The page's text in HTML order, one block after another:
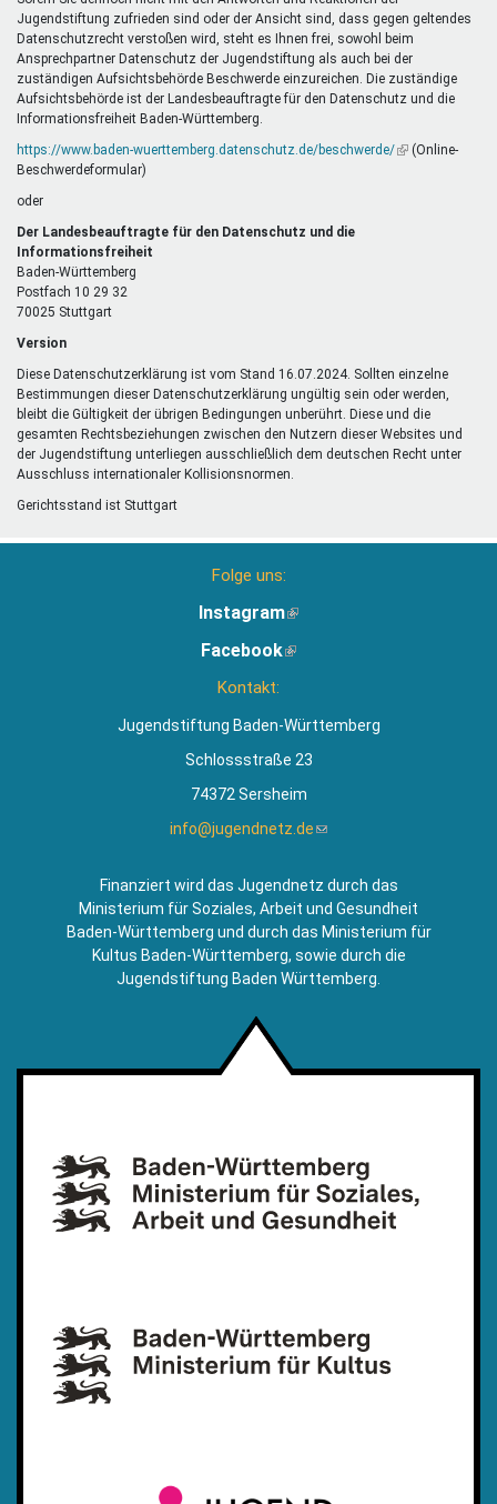
Jugendstiftung zufrieden sind oder der Ansicht sind, dass gegen geltendes
Datenschutzrecht verstoßen wird, steht es Ihnen frei, sowohl beim
Ansprechpartner Datenschutz der Jugendstiftung als auch bei der
zuständigen Aufsichtsbehörde Beschwerde einzureichen. Die zuständige
Aufsichtsbehörde ist der Landesbeauftragte für den Datenschutz und die
Informationsfreiheit Baden-Württemberg.
https://www.baden-wuerttemberg.datenschutz.de/beschwerde/(Link(Online-
Beschwerdeformular)
oder
Der Landesbeauftragte für den Datenschutz und die
Informationsfreiheit
Baden-Württemberg
Postfach 10 29 32
70025 Stuttgart
Version
Diese Datenschutzerklärung ist vom Stand 16.07.2024. Sollten einzelne
Bestimmungen dieser Datenschutzerklärung ungültig sein oder werden,
bleibt die Gültigkeit der übrigen Bedingungen unberührt. Diese und die
gesamten Rechtsbeziehungen zwischen den Nutzern dieser Websites und
der Jugendstiftung unterliegen ausschließlich dem deutschen Recht unter
Ausschluss internationaler Kollisionsnormen.
Gerichtsstand ist Stuttgart
Folge uns:
Instagram(Link
extern)
Facebook(Link
Kontakt:
Jugendstiftung Baden-Württemberg
Schlossstraße 23
74372 Sersheim
info@jugendnetz.de(Link
Mail)
Finanziert wird das Jugendnetz durch das
Ministerium für Soziales, Arbeit und Gesundheit
Baden-Württemberg und durch das Ministerium für
Kultus Baden-Württemberg, sowie durch die
Jugendstiftung Baden Württemberg.